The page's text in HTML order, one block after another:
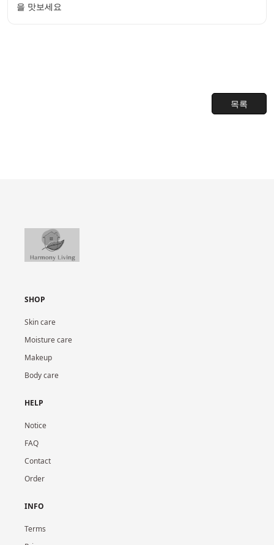
을 맛보세요
목록
SHOP
Skin care
Moisture care
Makeup
Body care
HELP
Notice
FAQ
Contact
Order
INFO
Terms